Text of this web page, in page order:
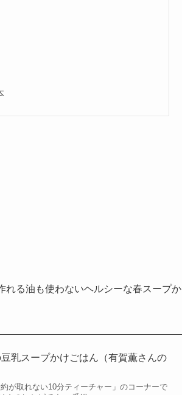
れる油も使わないヘルシーな春スープか
乳スープかけごはん（有賀薫さんの
が取れない10分ティーチャー」のコーナーで